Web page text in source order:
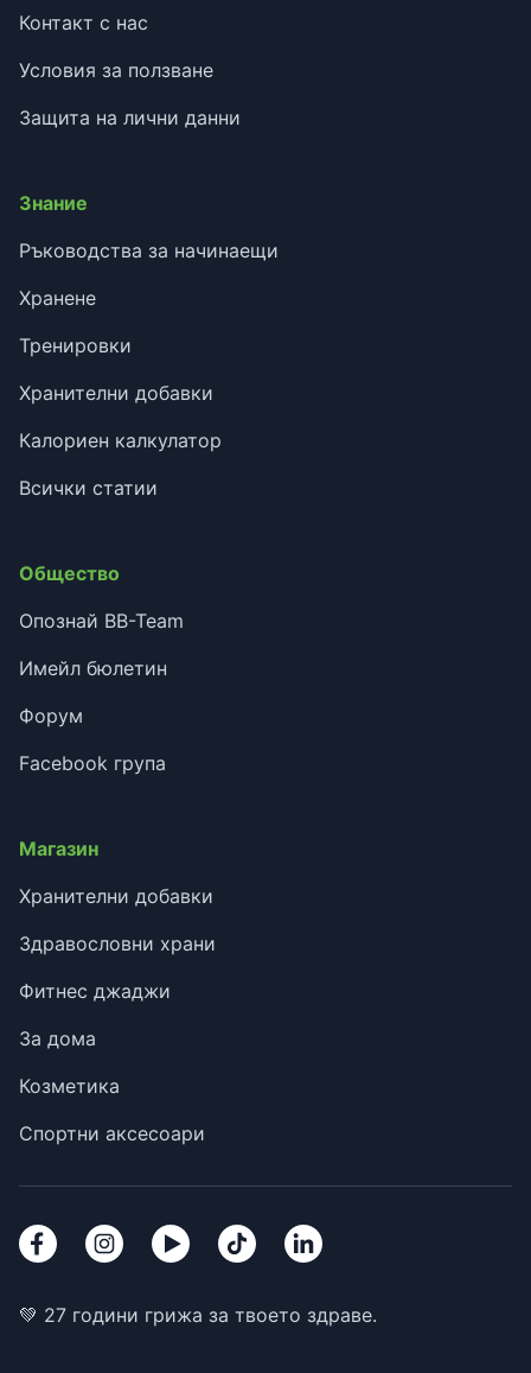
Контакт с нас
Условия за ползване
Защита на лични данни
Знание
Ръководства за начинаещи
Хранене
Тренировки
Хранителни добавки
Калориен калкулатор
Всички статии
Общество
Опознай BB-Team
Имейл бюлетин
Форум
Facebook група
Магазин
Хранителни добавки
Здравословни храни
Фитнес джаджи
За дома
Козметика
Спортни аксесоари
💚 27 години грижа за твоето здраве.